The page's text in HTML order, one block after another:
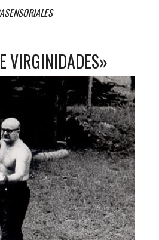
VIRGINIDADES»